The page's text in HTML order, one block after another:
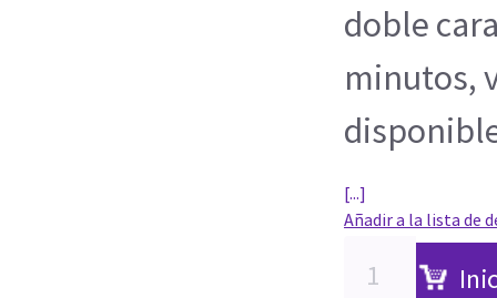
doble
minutos,
[...]
Añadir a la lista de